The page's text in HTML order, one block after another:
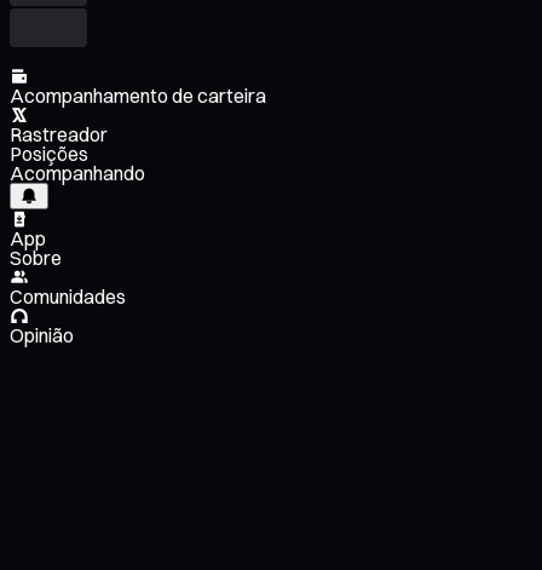
Acompanhamento de carteira
Rastreador
Posições
Acompanhando
App
Sobre
Comunidades
Opinião